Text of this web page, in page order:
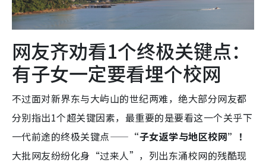
网友齐劝看1个终极关键点：
有子女一定要看埋个校网
不过面对新界东与大屿山的世纪两难，绝大部分网友都
分别指出1个超关键因素，最重要的是要看这一个关乎下
一代前途的终极关键点—— “子女返学与地区校网”！
大批网友纷纷化身“过来人”，列出东涌校网的残酷现